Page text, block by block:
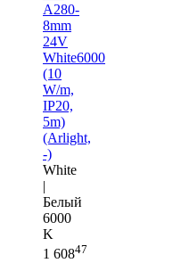
A280-
8mm
24V
White6000
(10
W/m,
IP20,
5m)
(Arlight,
-)
White
|
Белый
6000
K
1 60847